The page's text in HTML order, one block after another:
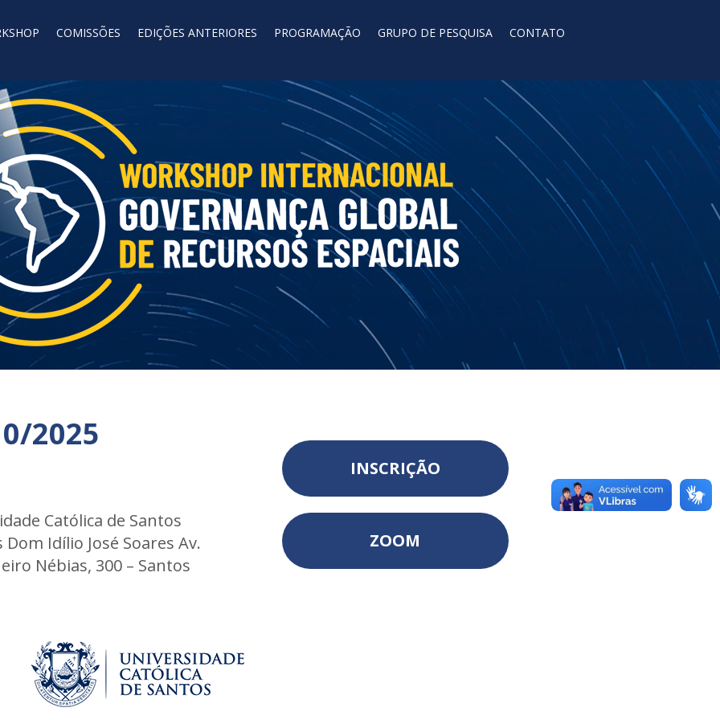
COMISSÕES EDIÇÕES ANTERIORES PROGRAMAÇÃO GRUPO DE PESQUISA CONTATO
2025
Católica de Santos
Idílio José Soares Av.
Nébias, 300 – Santos
INSCRIÇÃO
ZOOM